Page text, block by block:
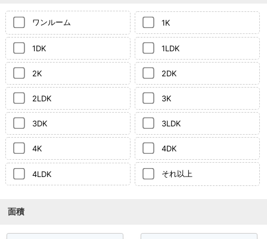
ワンルーム 1K
1DK 1LDK
2K 2DK
2LDK 3K
3DK 3LDK
4K 4DK
4LDK それ以上
面積